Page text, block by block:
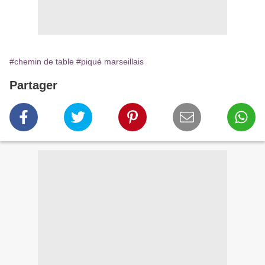
#chemin de table #piqué marseillais
Partager